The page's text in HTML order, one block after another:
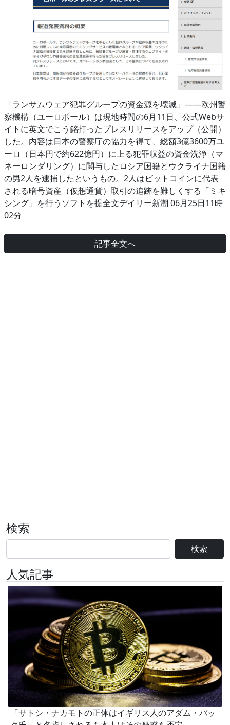
「ランサムウェア犯罪グループの資金源を壊滅」――欧州警
察機構（ユーロポール）は現地時間の6月11日、公式Webサ
イトに英文でこう銘打ったプレスリリースをアップ（公開）
した。内容は日本の警察庁の協力を得て、総額3億3600万ユ
ーロ（日本円で約622億円）に上る犯罪収益の資金洗浄（マ
ネーロンダリング）に関与したロシア国籍とウクライナ国籍
の男2人を逮捕したというもの。2人はビットコインに代表
される暗号資産（仮想通貨）取引の追跡を難しくする「ミキ
シング」を行うソフトを提全文デイリー新潮 06月25日11時
02分
記事全文へ
検索
検索
人気記事
「サトシ・ナカモトの正体はイギリス人のアダム・バッ